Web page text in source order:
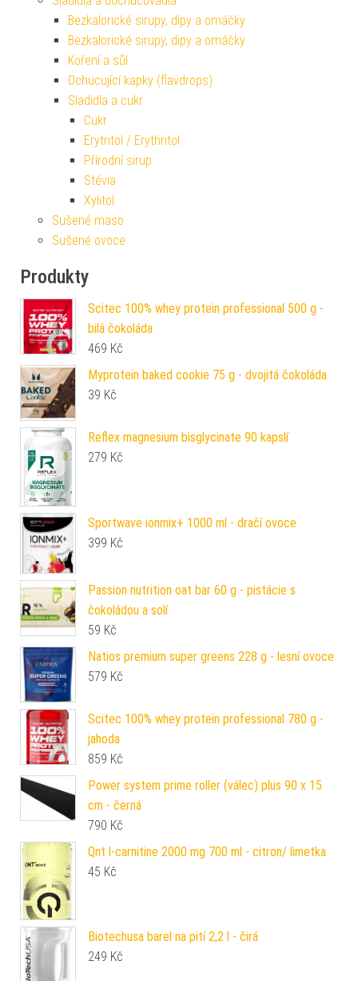
Bezkalorické sirupy, dipy a omáčky
Bezkalorické sirupy, dipy a omáčky
Koření a sůl
Ochucující kapky (flavdrops)
Sladidla a cukr
Cukr
Erytritol / Erythritol
Přírodní sirup
Stévia
Xylitol
Sušené maso
Sušené ovoce
Produkty
Scitec 100% whey protein professional 500 g -
bilá čokoláda
469 Kč
Myprotein baked cookie 75 g - dvojitá čokoláda
39 Kč
Reflex magnesium bisglycinate 90 kapslí
279 Kč
Sportwave ionmix+ 1000 ml - dračí ovoce
399 Kč
Passion nutrition oat bar 60 g - pistácie s
čokoládou a solí
59 Kč
Natios premium super greens 228 g - lesní ovoce
579 Kč
Scitec 100% whey protein professional 780 g -
jahoda
859 Kč
Power system prime roller (válec) plus 90 x 15
cm - černá
790 Kč
Qnt l-carnitine 2000 mg 700 ml - citron/ limetka
45 Kč
Biotechusa barel na pití 2,2 l - čirá
249 Kč